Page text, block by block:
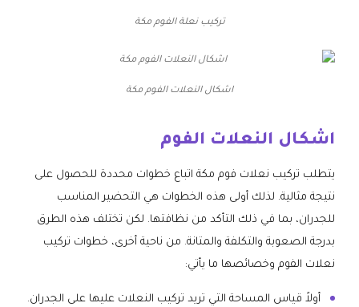
تركيب نعلة الفوم مكة
اشكال النعلات الفوم مكة
اشكال النعلات الفوم
يتطلب تركيب نعلات فوم مكة اتباع خطوات محددة للحصول على
نتيجة مثالية. لذلك أولى هذه الخطوات هي التحضير المناسب
للجدران، بما في ذلك التأكد من نظافتها. لكن تختلف هذه الطرق
بدرجة الصعوبة والتكلفة والمتانة. من ناحية أخرى، خطوات تركيب
نعلات الفوم وخصائصها ما يأتي:
أولاً قياس المساحة التي تريد تركيب النعلات عليها على الجدران.